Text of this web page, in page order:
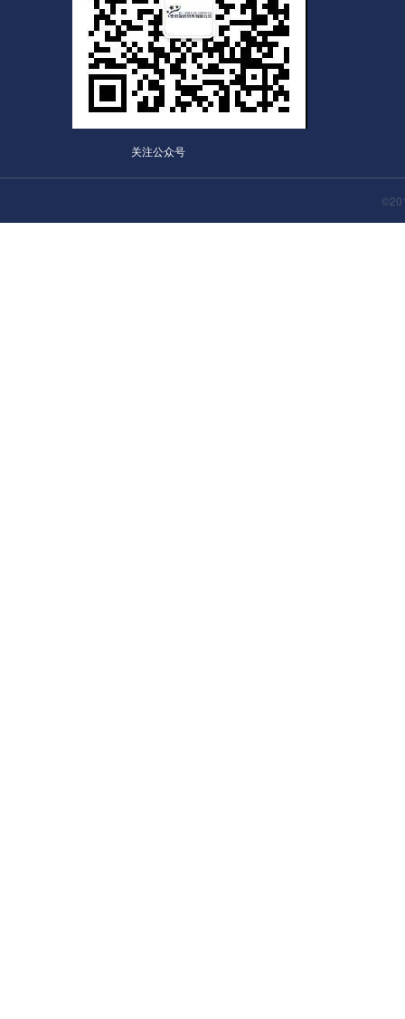
关注公众号